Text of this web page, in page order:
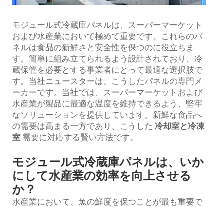
モジュール式冷蔵庫パネルは、スーパーマーケット
および水産業において極めて重要です。これらのパ
ネルは食品の新鮮さと安全性を保つのに役立ちま
す。簡単に組み立てられるよう設計されており、冷
蔵保管を必要とする事業者にとって最適な選択肢で
す。当社ニュースターは、こうしたパネルの専門メ
ーカーです。当社では、スーパーマーケットおよび
水産業が製品に最適な温度を維持できるよう、堅牢
なソリューションを提供しています。新鮮な食品へ
の需要は高まる一方であり、こうした 冷却室と冷凍
室 需要に対応する賢い方法です。
モジュール式冷蔵庫パネルは、いか
にして水産業の効率を向上させる
か？
水産業において、魚の鮮度を保つことが最も重要で